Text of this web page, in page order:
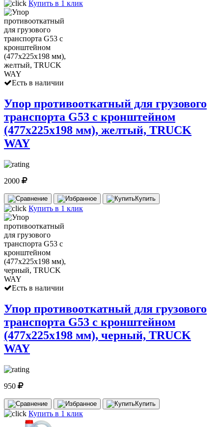
Купить в 1 клик
Есть в наличии
Упор противооткатный для грузового
транспорта G53 с кронштейном
(477х225х198 мм), желтый, TRUCK
WAY
2000
Купить
Купить в 1 клик
Есть в наличии
Упор противооткатный для грузового
транспорта G53 с кронштейном
(477х225х198 мм), черный, TRUCK
WAY
950
Купить
Купить в 1 клик